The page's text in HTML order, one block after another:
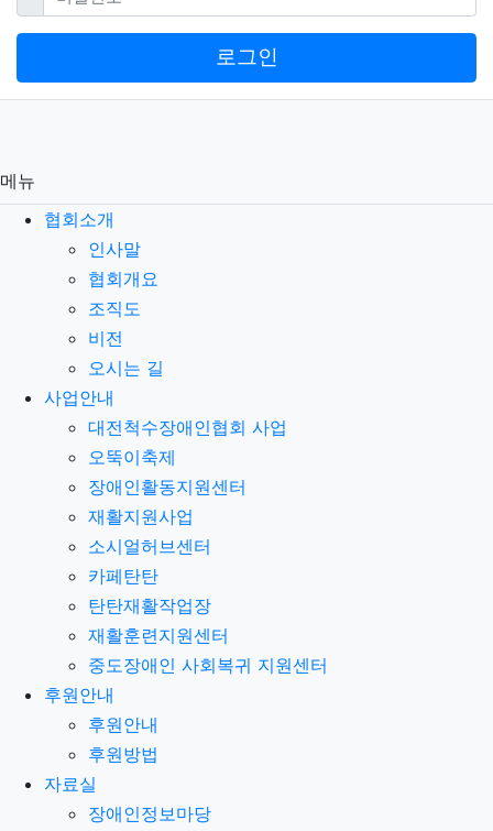
로그인
메뉴
협회소개
인사말
협회개요
조직도
비전
오시는 길
사업안내
대전척수장애인협회 사업
오뚝이축제
장애인활동지원센터
재활지원사업
소시얼허브센터
카페탄탄
탄탄재활작업장
재활훈련지원센터
중도장애인 사회복귀 지원센터
후원안내
후원안내
후원방법
자료실
장애인정보마당